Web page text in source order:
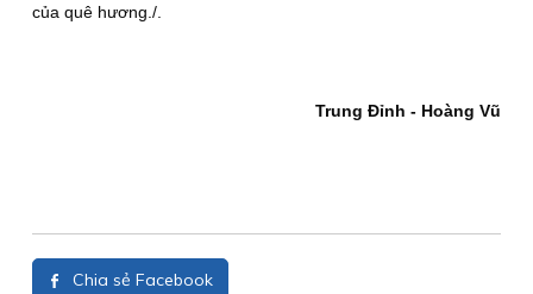
của quê hương./.
Trung Ðỉnh - Hoàng Vũ
Chia sẻ Facebook